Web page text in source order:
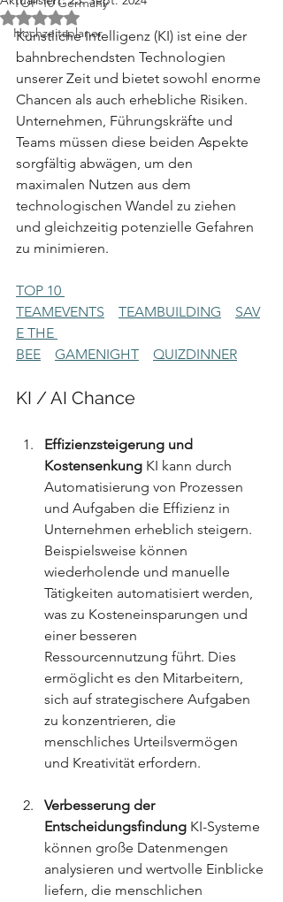
Hochzeitsplaner
Mit NaN von 5 Sternen bewertet.
Künstliche Intelligenz (KI) ist eine der
bahnbrechendsten Technologien
unserer Zeit und bietet sowohl enorme
Chancen als auch erhebliche Risiken.
Unternehmen, Führungskräfte und
Teams müssen diese beiden Aspekte
sorgfältig abwägen, um den
maximalen Nutzen aus dem
technologischen Wandel zu ziehen
und gleichzeitig potenzielle Gefahren
zu minimieren.
TOP 10
TEAMEVENTS
TEAMBUILDING
SAV
E THE
BEE
GAMENIGHT QUIZDINNER
KI / AI Chance
Effizienzsteigerung und
Kostensenkung KI kann durch
Automatisierung von Prozessen
und Aufgaben die Effizienz in
Unternehmen erheblich steigern.
Beispielsweise können
wiederholende und manuelle
Tätigkeiten automatisiert werden,
was zu Kosteneinsparungen und
einer besseren
Ressourcennutzung führt. Dies
ermöglicht es den Mitarbeitern,
sich auf strategischere Aufgaben
zu konzentrieren, die
menschliches Urteilsvermögen
und Kreativität erfordern.
Verbesserung der
Entscheidungsfindung KI-Systeme
können große Datenmengen
analysieren und wertvolle Einblicke
liefern, die menschlichen